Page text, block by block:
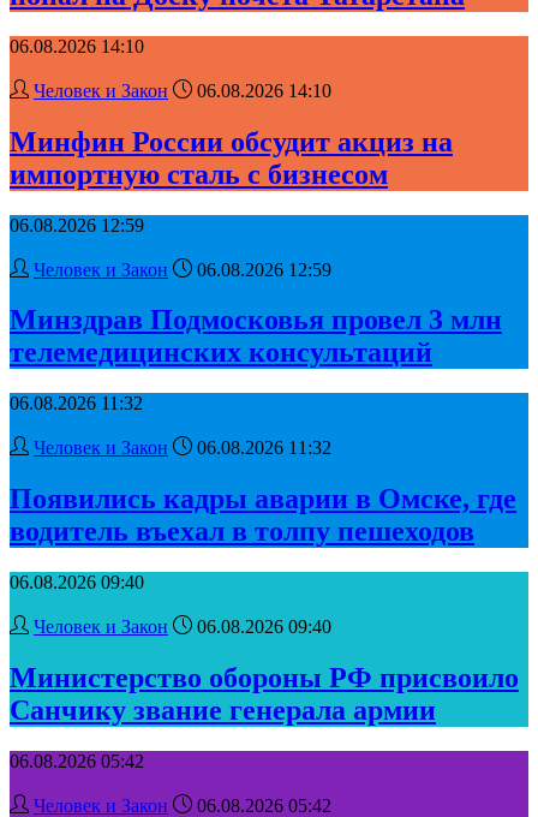
06.08.2026 14:10
Человек и Закон 06.08.2026 14:10
Минфин России обсудит акциз на
импортную сталь с бизнесом
06.08.2026 12:59
Человек и Закон 06.08.2026 12:59
Минздрав Подмосковья провел 3 млн
телемедицинских консультаций
06.08.2026 11:32
Человек и Закон 06.08.2026 11:32
Появились кадры аварии в Омске, где
водитель въехал в толпу пешеходов
06.08.2026 09:40
Человек и Закон 06.08.2026 09:40
Министерство обороны РФ присвоило
Санчику звание генерала армии
06.08.2026 05:42
Человек и Закон 06.08.2026 05:42